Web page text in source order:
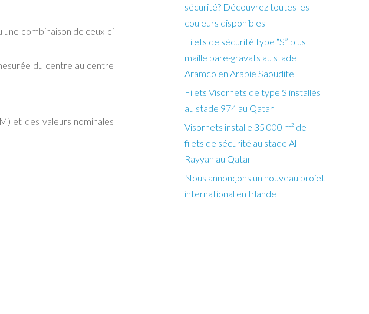
combinaison de ceux-ci
du centre au centre
et des valeurs nominales
sécurité? Découvrez toutes les
couleurs disponibles
Filets de sécurité type “S” plus
maille pare-gravats au stade
Aramco en Arabie Saoudite
Filets Visornets de type S installés
au stade 974 au Qatar
Visornets installe 35 000 m² de
filets de sécurité au stade Al-
Rayyan au Qatar
Nous annonçons un nouveau projet
international en Irlande